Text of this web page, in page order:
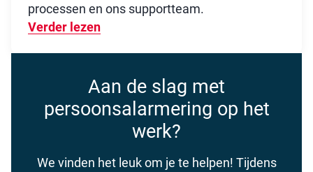
processen en ons supportteam.
Verder lezen
Aan de slag met
persoonsalarmering op het
werk?
We vinden het leuk om je te helpen! Tijdens